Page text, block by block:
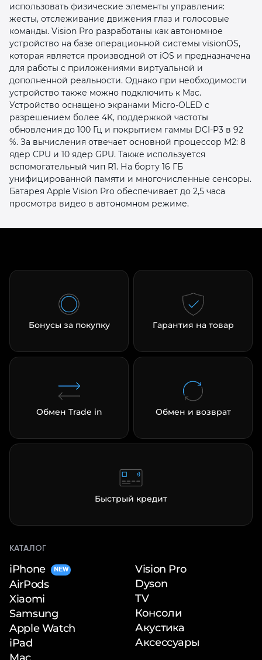
использовать физические элементы управления:
жесты, отслеживание движения глаз и голосовые
команды. Vision Pro разработаны как автономное
устройство на базе операционной системы visionOS,
которая является производной от iOS и предназначена
для работы с приложениями виртуальной и
дополненной реальности. Однако при необходимости
устройство также можно подключить к Mac.
Устройство оснащено экранами Micro‑OLED с
разрешением более 4K, поддержкой частоты
обновления до 100 Гц и покрытием гаммы DCI‑P3 в 92
%. За вычисления отвечает основной процессор M2: 8
ядер CPU и 10 ядер GPU. Также используется
вспомогательный чип R1. На борту 16 ГБ
унифицированной памяти и многочисленные сенсоры.
Батарея Apple Vision Pro обеспечивает до 2,5 часа
просмотра видео в автономном режиме.
Бонусы за покупку Гарантия на товар
Обмен Trade in Обмен и возврат
Быстрый кредит
КАТАЛОГ
iPhone NEW
AirPods
Xiaomi
Samsung
Apple Watch
iPad
Mac
Vision Pro
Dyson
TV
Консоли
Акустика
Аксессуары